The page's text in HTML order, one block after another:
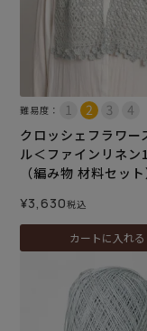
難易度：
クロッシェフラワー
ル＜ファインリネン
（編み物 材料セット
¥3,630税込
カートに入れる